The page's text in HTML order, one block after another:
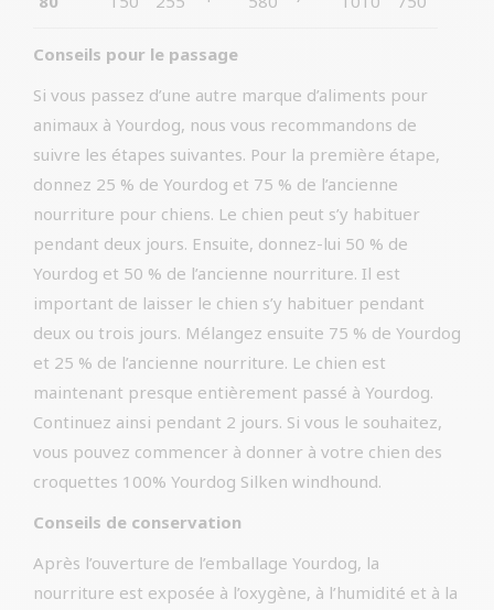
Conseils pour le passage
Si vous passez d’une autre marque d’aliments pour
animaux à Yourdog, nous vous recommandons de
suivre les étapes suivantes. Pour la première étape,
donnez 25 % de Yourdog et 75 % de l’ancienne
nourriture pour chiens. Le chien peut s’y habituer
pendant deux jours. Ensuite, donnez-lui 50 % de
Yourdog et 50 % de l’ancienne nourriture. Il est
important de laisser le chien s’y habituer pendant
deux ou trois jours. Mélangez ensuite 75 % de Yourdog
et 25 % de l’ancienne nourriture. Le chien est
maintenant presque entièrement passé à Yourdog.
Continuez ainsi pendant 2 jours. Si vous le souhaitez,
vous pouvez commencer à donner à votre chien des
croquettes 100% Yourdog Silken windhound.
Conseils de conservation
Après l’ouverture de l’emballage Yourdog, la
nourriture est exposée à l’oxygène, à l’humidité et à la